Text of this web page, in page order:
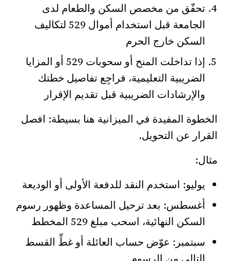
تحقّق من مخصص السكن والطعام لدى
الجامعة قبل استخدام أموال 529 لتكاليف
السكن خارج الحرم
إذا تداخلت المنح أو سحوبات 529 أو المزايا
الضريبية التعليمية، فراجِع تفاصيل خطتك
والإرشادات الضريبية قبل تقديم الإقرار
الخطوة المفيدة في الميزانية هنا بسيطة: افصل
القرار عن التحويل.
مثال:
يوليو: استخدم النقد للدفعة الأولى أو الوديعة
أغسطس: بعد ترحيل المساعدة وظهور رسوم
السكن النهائية، اسحب مبلغ 529 المخطط
سبتمبر: عوّض حساب العائلة أو غطِّ القسط